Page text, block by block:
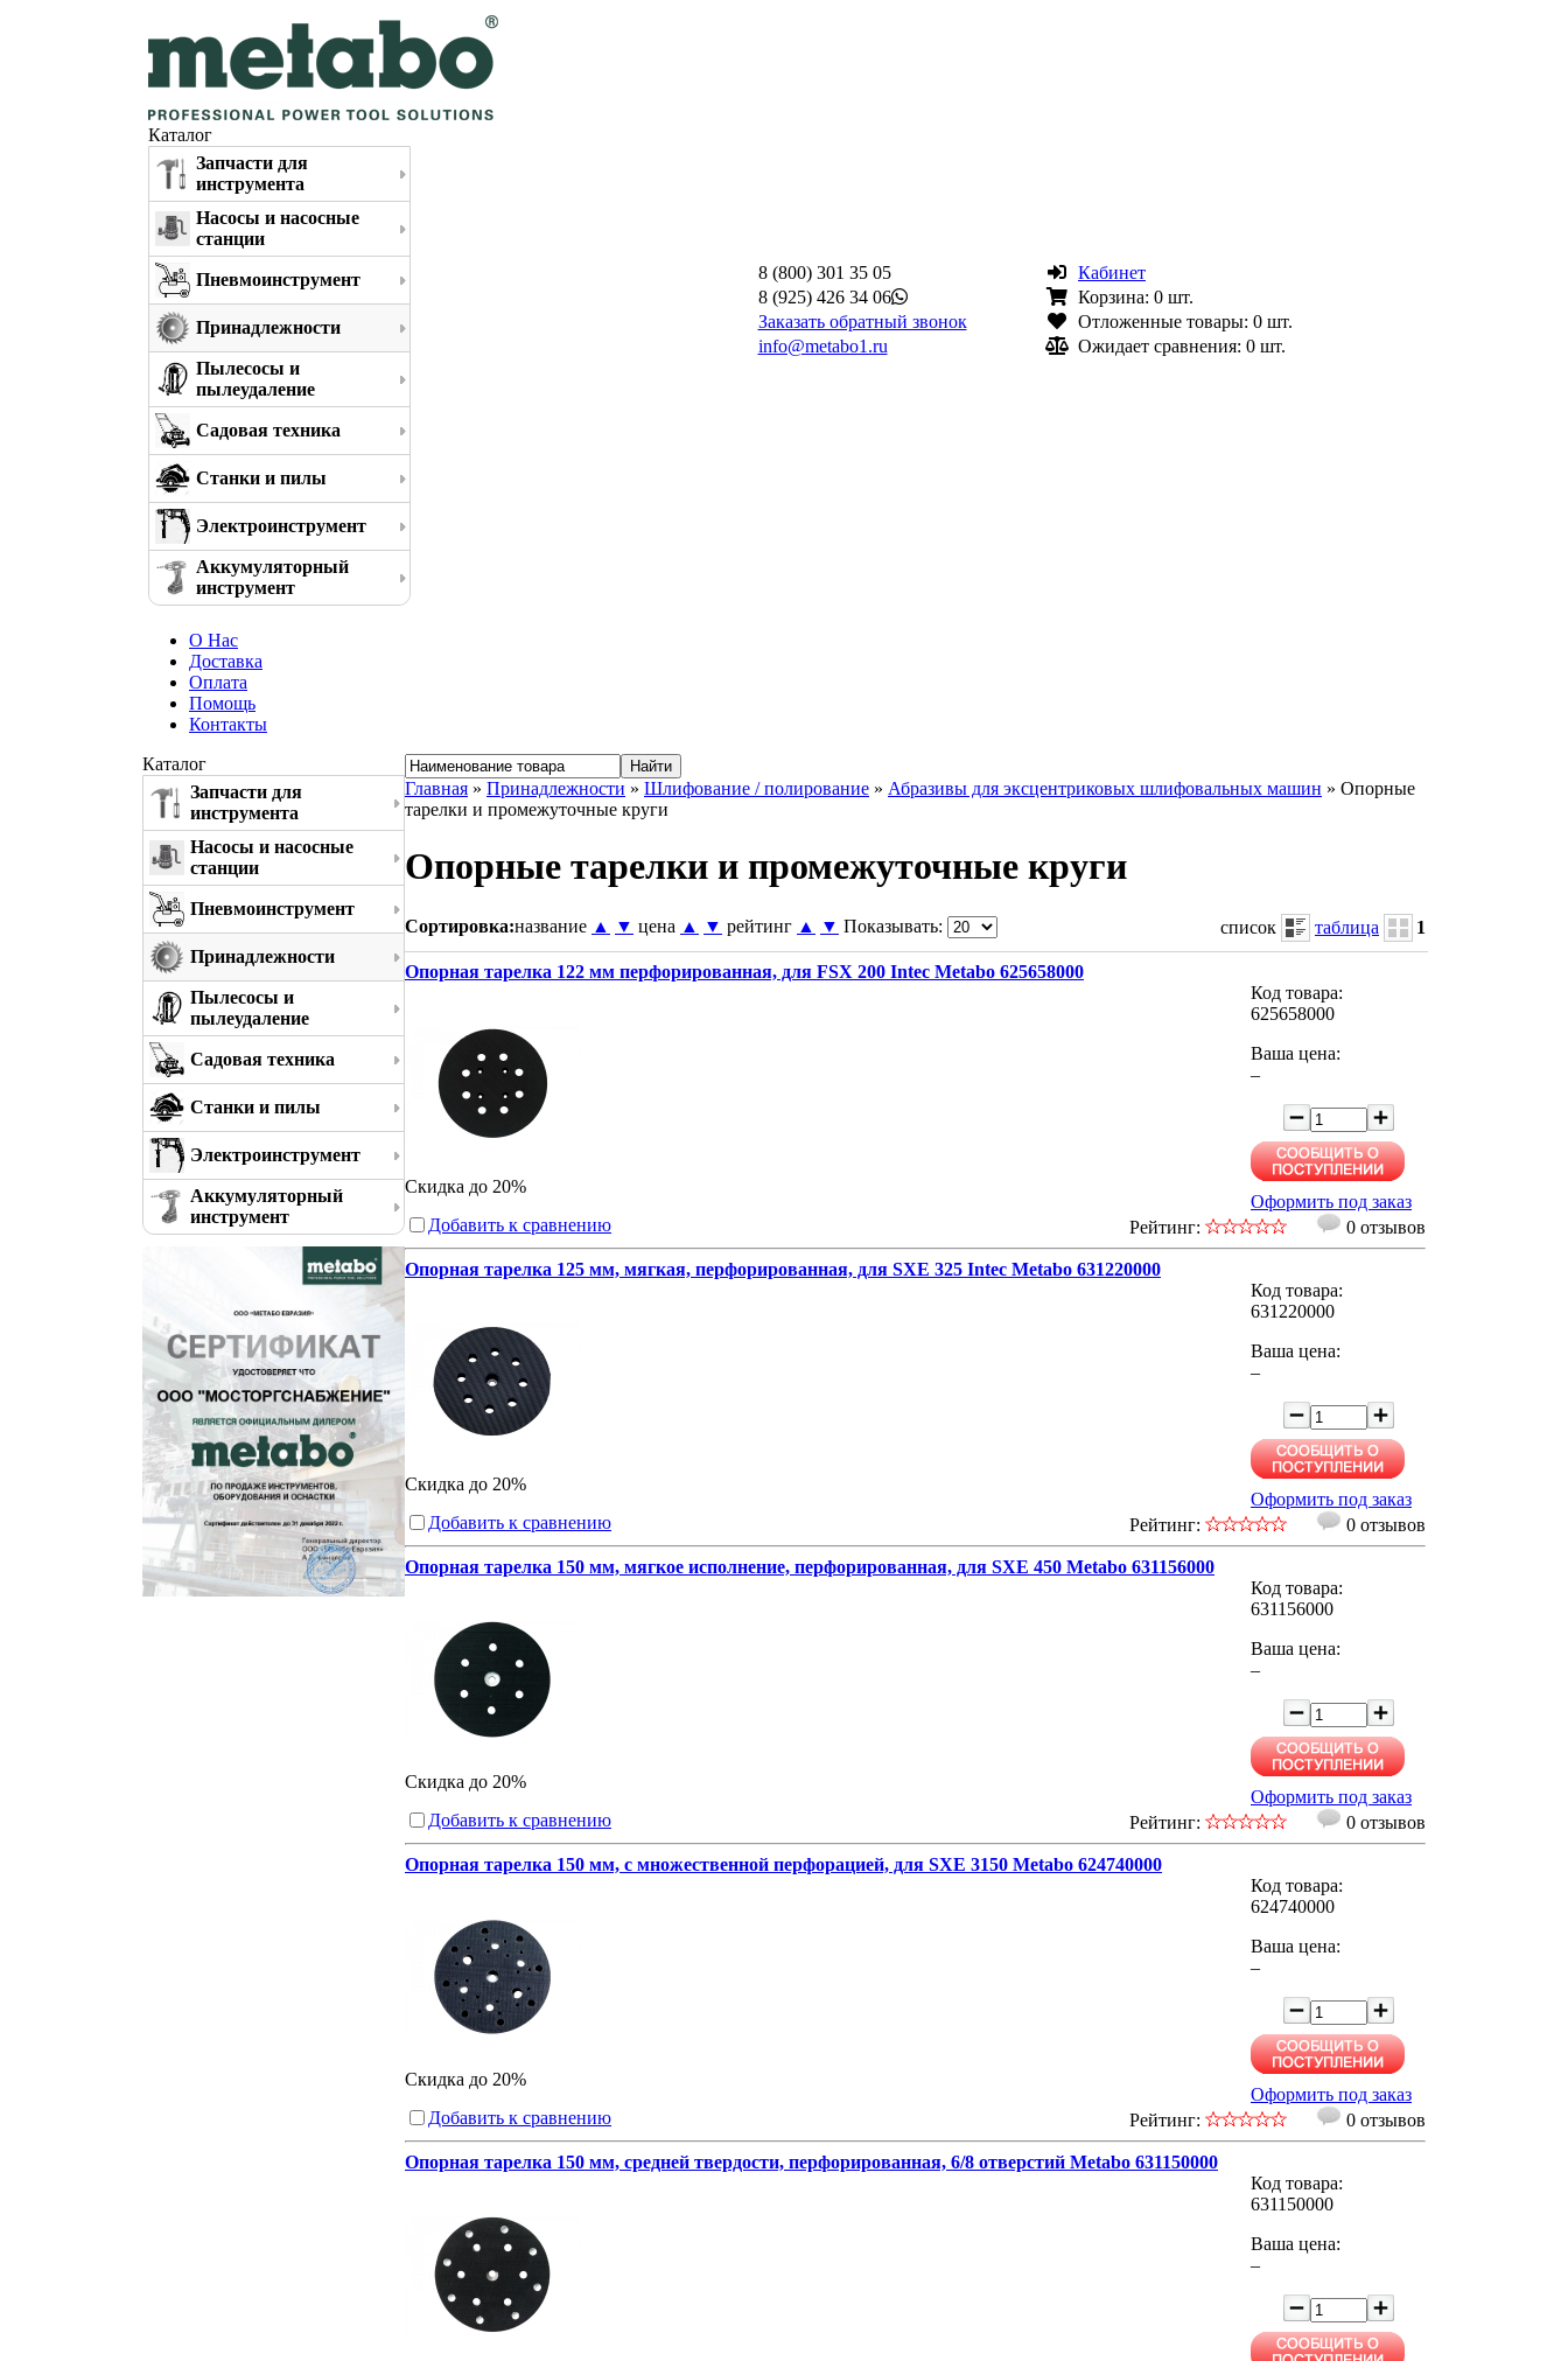
Каталог
Запчасти для
инструмента
Насосы и насосные
станции
Пневмоинструмент
Принадлежности
Пылесосы и
пылеудаление
Садовая техника
Станки и пилы
Электроинструмент
Аккумуляторный
инструмент
8 (800) 301 35 05
8 (925) 426 34 06
Заказать обратный звонок
info@metabo1.ru
Кабинет
Корзина: 0 шт.
Отложенные товары: 0 шт.
Ожидает сравнения: 0 шт.
О Нас
Доставка
Оплата
Помощь
Контакты
Каталог
Запчасти для
инструмента
Насосы и насосные
станции
Пневмоинструмент
Принадлежности
Пылесосы и
пылеудаление
Садовая техника
Станки и пилы
Электроинструмент
Аккумуляторный
инструмент
Главная » Принадлежности » Шлифование / полирование » Абразивы для эксцентриковых шлифовальных машин » Опорные
тарелки и промежуточные круги
Опорные тарелки и промежуточные круги
Сортировка:название ▲ ▼ цена ▲ ▼ рейтинг ▲ ▼ Показывать: список таблица 1
Опорная тарелка 122 мм перфорированная, для FSX 200 Intec Metabo 625658000
Скидка до 20%
Код товара:
625658000
Ваша цена:
–
Оформить под заказ
Добавить к сравнению
Рейтинг: 0 отзывов
Опорная тарелка 125 мм, мягкая, перфорированная, для SXE 325 Intec Metabo 631220000
Скидка до 20%
Код товара:
631220000
Ваша цена:
–
Оформить под заказ
Добавить к сравнению
Рейтинг: 0 отзывов
Опорная тарелка 150 мм, мягкое исполнение, перфорированная, для SXE 450 Metabo 631156000
Скидка до 20%
Код товара:
631156000
Ваша цена:
–
Оформить под заказ
Добавить к сравнению
Рейтинг: 0 отзывов
Опорная тарелка 150 мм, с множественной перфорацией, для SXE 3150 Metabo 624740000
Скидка до 20%
Код товара:
624740000
Ваша цена:
–
Оформить под заказ
Добавить к сравнению
Рейтинг: 0 отзывов
Опорная тарелка 150 мм, средней твердости, перфорированная, 6/8 отверстий Metabo 631150000
Код товара:
631150000
Ваша цена:
–